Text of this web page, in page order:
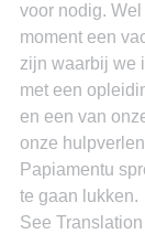
voor nodig.
moment een
zijn waarbij we
met een
en een van
onze
Papiamentu
te gaan lukken.
See Translation